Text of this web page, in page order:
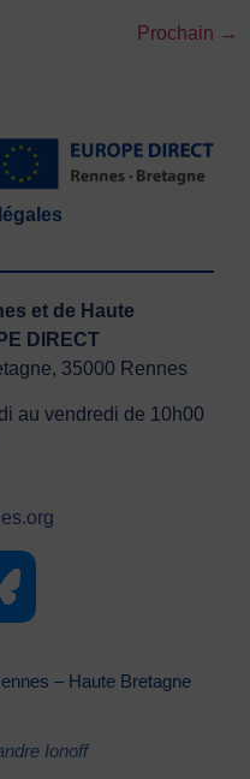
Prochain →
et de Haute
DIRECT
35000 Rennes
au vendredi de 10h00
– Haute Bretagne
Ionoff